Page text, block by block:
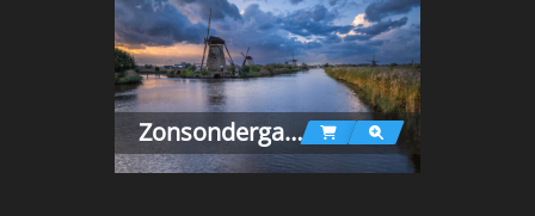
Zonsondergang Kinderdijk